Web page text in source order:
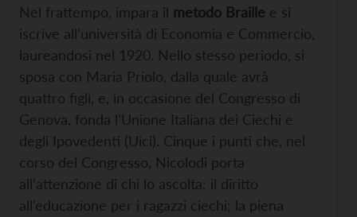
Nel frattempo, impara il metodo Braille e si
iscrive all’università di Economia e Commercio,
laureandosi nel 1920. Nello stesso periodo, si
sposa con Maria Priolo, dalla quale avrà
quattro figli, e, in occasione del Congresso di
Genova, fonda l’Unione Italiana dei Ciechi e
degli Ipovedenti (Uici). Cinque i punti che, nel
corso del Congresso, Nicolodi porta
all’attenzione di chi lo ascolta: il diritto
all’educazione per i ragazzi ciechi; la piena